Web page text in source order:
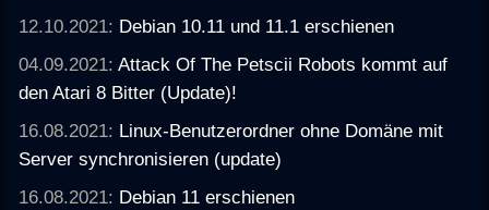
12.10.2021: Debian 10.11 und 11.1 erschienen
04.09.2021:Attack Of The Petscii Robots kommt auf
den Atari 8 Bitter (Update)!
16.08.2021: Linux-Benutzerordner ohne Domäne mit
Server synchronisieren (update)
16.08.2021: Debian 11 erschienen